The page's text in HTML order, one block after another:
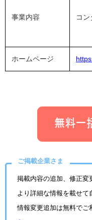
事業内容 コ
ホームページ
ご掲載企業さま
掲載内容の追加、修正変
より詳細な情報を載せて
情報変更追加は無料で